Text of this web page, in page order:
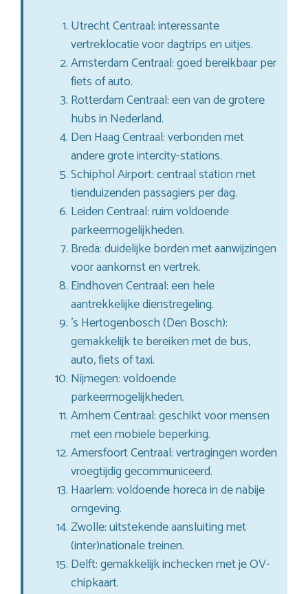
Utrecht Centraal: interessante
vertreklocatie voor dagtrips en uitjes.
Amsterdam Centraal: goed bereikbaar per
fiets of auto.
Rotterdam Centraal: een van de grotere
hubs in Nederland.
Den Haag Centraal: verbonden met
andere grote intercity-stations.
Schiphol Airport: centraal station met
tienduizenden passagiers per dag.
Leiden Centraal: ruim voldoende
parkeermogelijkheden.
Breda: duidelijke borden met aanwijzingen
voor aankomst en vertrek.
Eindhoven Centraal: een hele
aantrekkelijke dienstregeling.
’s Hertogenbosch (Den Bosch):
gemakkelijk te bereiken met de bus,
auto, fiets of taxi.
Nijmegen: voldoende
parkeermogelijkheden.
Arnhem Centraal: geschikt voor mensen
met een mobiele beperking.
Amersfoort Centraal: vertragingen worden
vroegtijdig gecommuniceerd.
Haarlem: voldoende horeca in de nabije
omgeving.
Zwolle: uitstekende aansluiting met
(inter)nationale treinen.
Delft: gemakkelijk inchecken met je OV-
chipkaart.